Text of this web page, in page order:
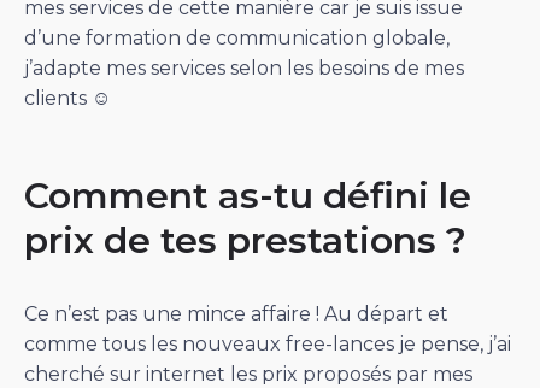
mes services de cette manière car je suis issue
d’une formation de communication globale,
j’adapte mes services selon les besoins de mes
clients ☺️
Comment as-tu défini le
prix de tes prestations ?
Ce n’est pas une mince affaire ! Au départ et
comme tous les nouveaux free-lances je pense, j’ai
cherché sur internet les prix proposés par mes